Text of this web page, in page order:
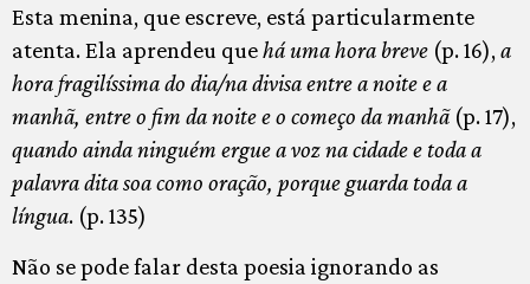
Esta menina, que escreve, está particularmente
atenta. Ela aprendeu quehá uma hora breve (p. 16), a
hora fragilíssima do dia/na divisa entre a noite e a
manhã, entre o fim da noite e o começo da manhã (p. 17),
quando ainda ninguém ergue a voz na cidade e toda a
palavra dita soa como oração, porque guarda toda a
língua. (p. 135)
Não se pode falar desta poesia ignorando as